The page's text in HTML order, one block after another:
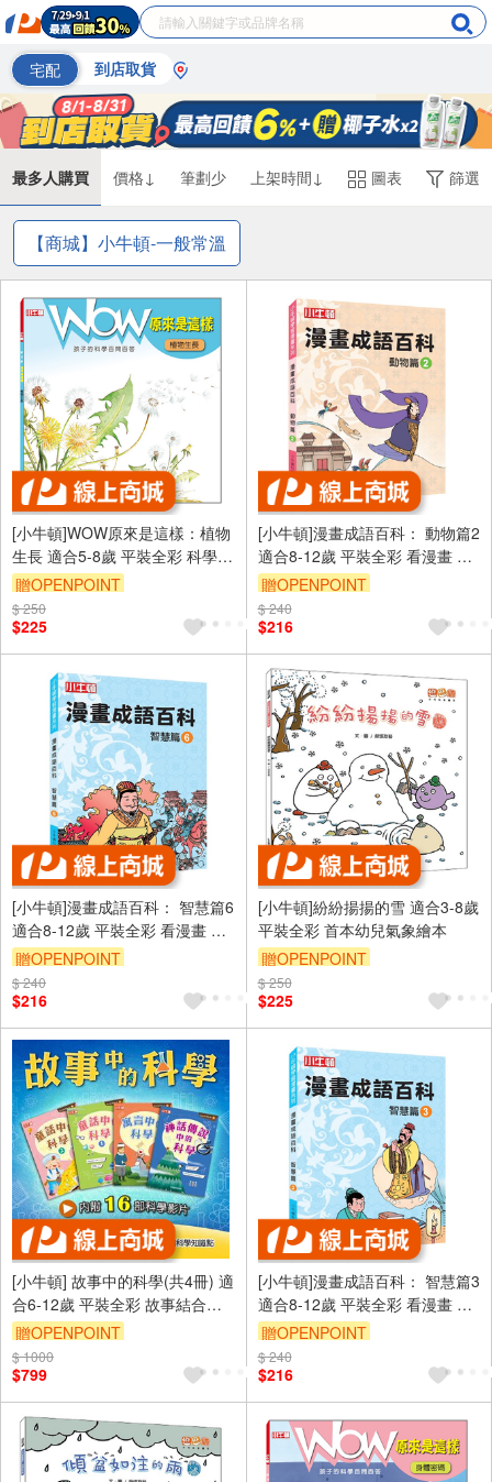
宅配 到店取貨
最多人購買 價格↓ 筆劃少 上架時間↓ 圖表 篩選
【商城】小牛頓-一般常溫
[小牛頓]WOW原來是這樣：植物
生長 適合5-8歲 平裝全彩 科學百
問百答 附朗讀有聲書
贈OPENPOINT
$ 250
$225
[小牛頓]漫畫成語百科： 動物篇2
適合8-12歲 平裝全彩 看漫畫 學
成語 懂科學 加倍學習效果
贈OPENPOINT
$ 240
$216
[小牛頓]漫畫成語百科： 智慧篇6
適合8-12歲 平裝全彩 看漫畫 學
成語 懂科學 加倍學習效果
贈OPENPOINT
$ 240
$216
[小牛頓]紛紛揚揚的雪 適合3-8歲
平裝全彩 首本幼兒氣象繪本
贈OPENPOINT
$ 250
$225
[小牛頓] 故事中的科學(共4冊) 適
合6-12歲 平裝全彩 故事結合科
學知識點
贈OPENPOINT
$ 1000
$799
[小牛頓]漫畫成語百科： 智慧篇3
適合8-12歲 平裝全彩 看漫畫 學
成語 懂科學 加倍學習效果
贈OPENPOINT
$ 240
$216